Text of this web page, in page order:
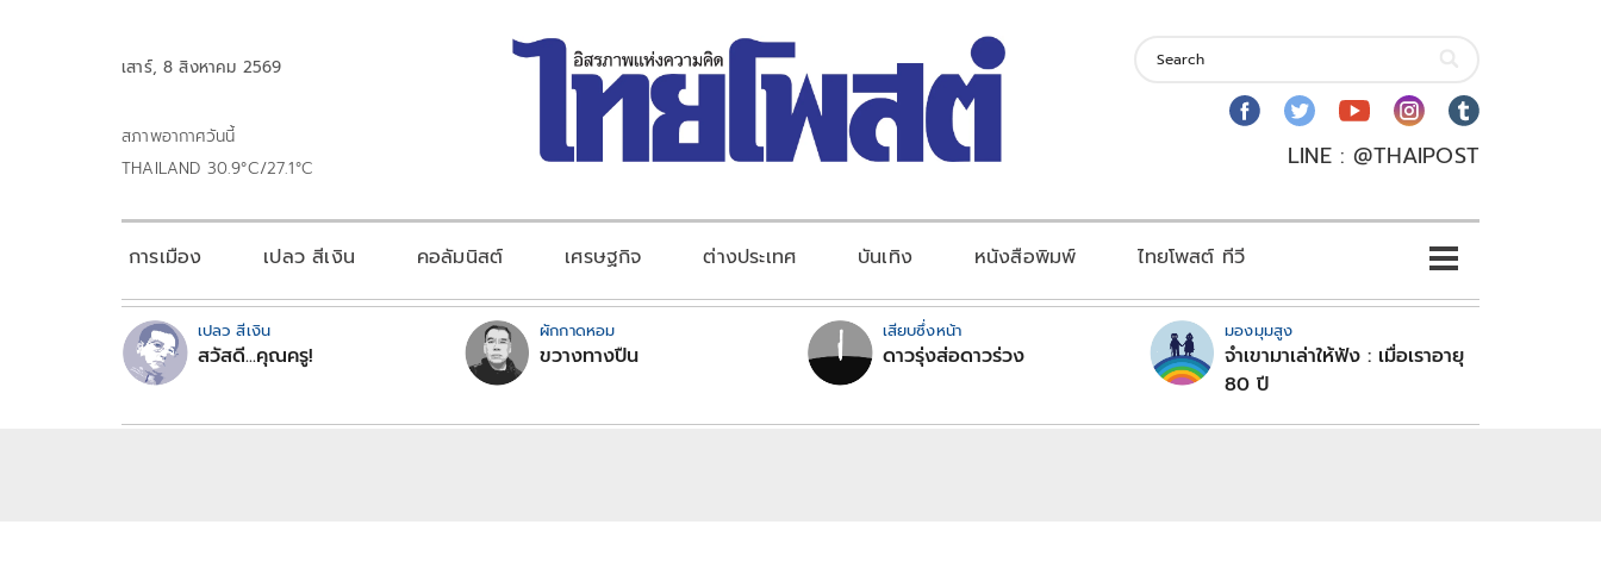
เสาร์, 8 สิงหาคม 2569
สภาพอากาศวันนี้
THAILAND 30.9°C/27.1°C
LINE : @THAIPOST
การเมือง เปลว สีเงิน คอลัมนิสต์ เศรษฐกิจ ต่างประเทศ บันเทิง หนังสือพิมพ์ ไทยโพสต์ ทีวี
เปลว สีเงิน
สวัสดี...คุณครู!
ผักกาดหอม
ขวางทางปืน
เสียบซึ่งหน้า
ดาวรุ่งส่อดาวร่วง
มองมุมสูง
จำเขามาเล่าให้ฟัง : เมื่อเราอายุ
80 ปี